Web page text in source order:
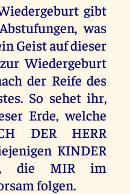
gibt
was
Geist auf dieser
Wiedergeburt
der Reife des
So sehet ihr,
Erde, welche
DER HERR
KINDER
die MIR im
folgen.